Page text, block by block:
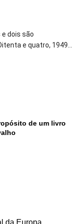
e dois são
e quatro, 1949...
de um livro